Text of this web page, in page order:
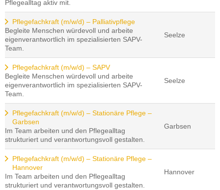
Pflegealltag aktiv mit.
Pflegefachkraft (m/w/d) – Palliativpflege
Begleite Menschen würdevoll und arbeite
eigenverantwortlich im spezialisierten SAPV-
Team.
Seelze
Pflegefachkraft (m/w/d) – SAPV
Begleite Menschen würdevoll und arbeite
eigenverantwortlich im spezialisierten SAPV-
Team.
Seelze
Pflegefachkraft (m/w/d) – Stationäre Pflege –
Garbsen
Im Team arbeiten und den Pflegealltag
strukturiert und verantwortungsvoll gestalten.
Garbsen
Pflegefachkraft (m/w/d) – Stationäre Pflege –
Hannover
Im Team arbeiten und den Pflegealltag
strukturiert und verantwortungsvoll gestalten.
Hannover